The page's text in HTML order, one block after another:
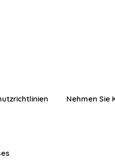
Nehmen Sie